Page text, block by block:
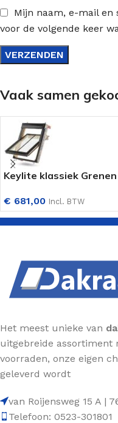
Mijn naam, e-mail en
voor de volgende keer
Vaak samen
Keylite klassiek
€ 681,00 Incl. BTW
Het meest unieke van
uitgebreide assortiment
voorraden, onze eigen
geleverd wordt
van Roijensweg 15 A |
Telefoon: 0523-301801